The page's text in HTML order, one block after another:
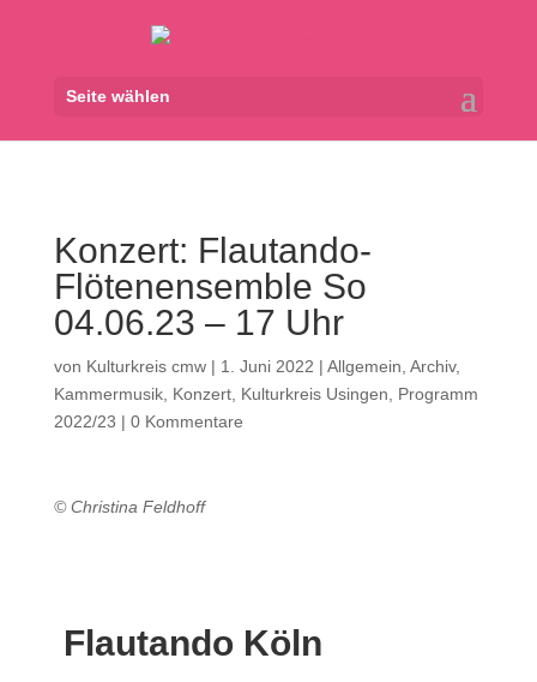
Seite wählen
Konzert: Flautando-
Flötenensemble So
04.06.23 – 17 Uhr
von Kulturkreis cmw| 1. Juni 2022 | Allgemein Archiv,
Kammermusik, Konzert, Kulturkreis Usingen
Programm
2022/23 | 0 Kommentare
© Christina Feldhoff
Flautando Köln